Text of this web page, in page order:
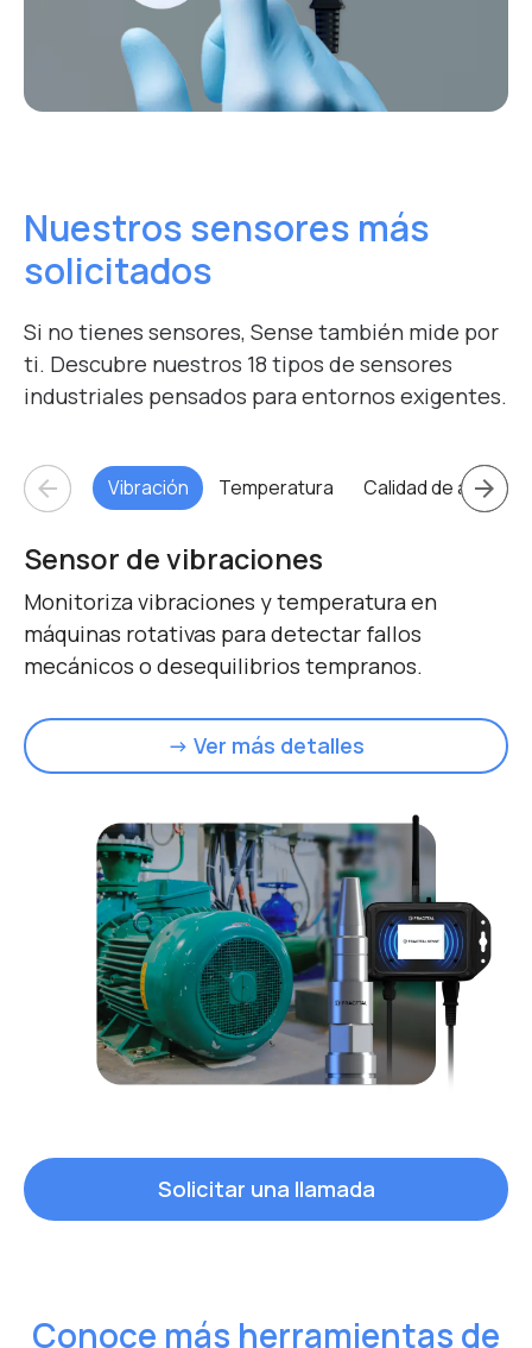
Nuestros sensores más
solicitados
Si no tienes sensores, Sense también mide por
ti. Descubre nuestros 18 tipos de sensores
industriales pensados para entornos exigentes.
arrow_back Vibración Temperatura Calidad de aire
arrow_forward
Sensor de vibraciones
Monitoriza vibraciones y temperatura en
máquinas rotativas para detectar fallos
mecánicos o desequilibrios tempranos.
→ Ver más detalles
Solicitar una llamada
Conoce más herramientas de